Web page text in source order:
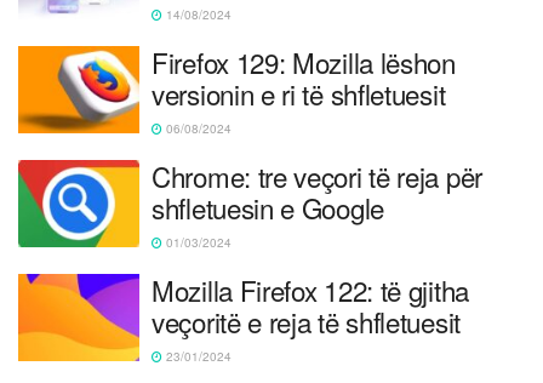
14/08/2024
Firefox 129: Mozilla lëshon
versionin e ri të shfletuesit
06/08/2024
Chrome: tre veçori të reja për
shfletuesin e Google
01/03/2024
Mozilla Firefox 122: të gjitha
veçoritë e reja të shfletuesit
23/01/2024